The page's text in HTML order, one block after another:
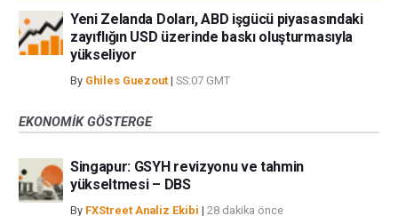
Yeni Zelanda Doları, ABD işgücü piyasasındaki
zayıflığın USD üzerinde baskı oluşturmasıyla
yükseliyor
By Ghiles Guezout | SS:07 GMT
EKONOMIK GÖSTERGE
Singapur: GSYH revizyonu ve tahmin
yükseltmesi – DBS
By FXStreet Analiz Ekibi | 28 dakika önce